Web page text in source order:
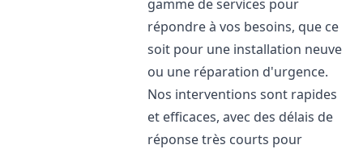
gamme de services pour
répondre à vos besoins, que ce
soit pour une installation neuve
ou une réparation d'urgence.
Nos interventions sont rapides
et efficaces, avec des délais de
réponse très courts pour